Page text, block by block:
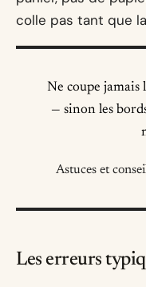
colle pas tant que
Ne coupe
— sinon les
Astuces et
Les erreurs